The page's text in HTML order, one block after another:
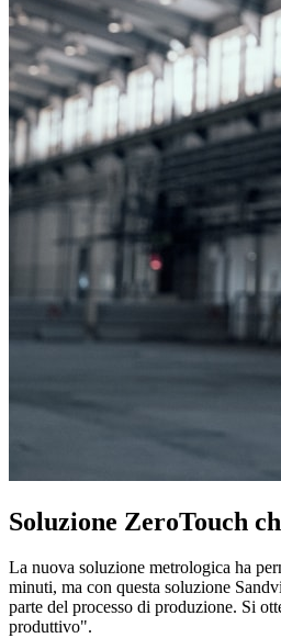
Soluzione ZeroTouch
La nuova soluzione metrologica ha
minuti, ma con questa soluzione
parte del processo di produzione. Si
produttivo".